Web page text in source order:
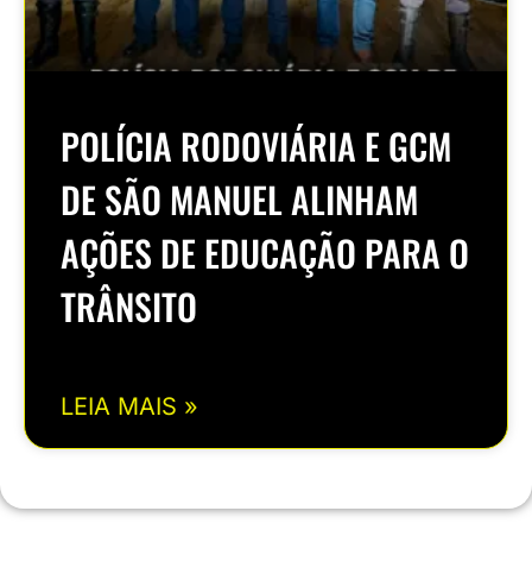
POLÍCIA RODOVIÁRIA E GCM
DE SÃO MANUEL ALINHAM
AÇÕES DE EDUCAÇÃO PARA O
TRÂNSITO
LEIA MAIS »